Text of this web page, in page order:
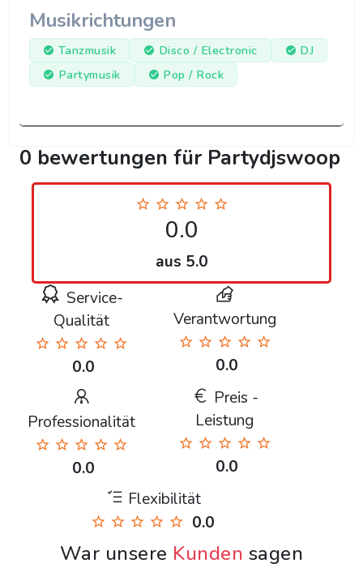
Musikrichtungen
Tanzmusik Disco / Electronic
DJ
Partymusik
Pop / Rock
0 bewertungen für Partydjswoop
0.0
aus 5.0
Service-
Qualität
0.0
Verantwortung
0.0
Professionalität
0.0
Preis -
Leistung
0.0
Flexibilität
0.0
War unsere Kunden sagen